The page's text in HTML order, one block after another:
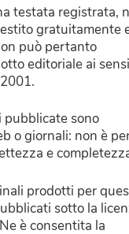
testata registrata,
gratuitamente
può pertanto
editoriale ai
sono
o giornali: non è
e
prodotti per
sotto la
è consentita la